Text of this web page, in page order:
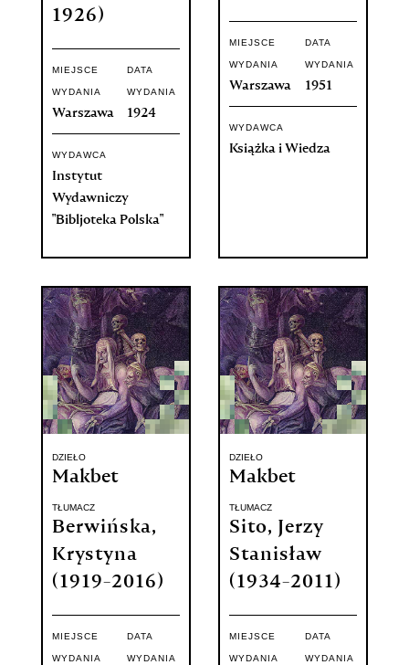
1926)
MIEJSCE
WYDANIA
Warszawa
DATA
WYDANIA
1924
WYDAWCA
Instytut
Wydawniczy
"Bibljoteka Polska"
MIEJSCE
WYDANIA
Warszawa
DATA
WYDANIA
1951
WYDAWCA
Książka i Wiedza
DZIEŁO
Makbet
TŁUMACZ
Berwińska,
Krystyna
(1919-2016)
MIEJSCE
WYDANIA
DATA
WYDANIA
DZIEŁO
Makbet
TŁUMACZ
Sito, Jerzy
Stanisław
(1934-2011)
MIEJSCE
WYDANIA
DATA
WYDANIA